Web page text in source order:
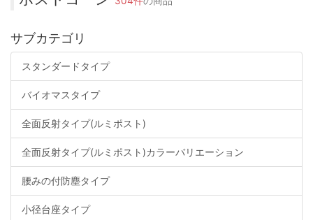
サブカテゴリ
スタンダードタイプ
バイオマスタイプ
全面反射タイプ(ルミポスト)
全面反射タイプ(ルミポスト)カラーバリエーション
腰みの付防塵タイプ
小径台座タイプ